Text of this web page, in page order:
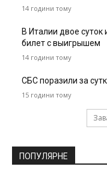
14 години тому
В Италии двое
билет с выигрышем
14 години тому
СБС поразили за
15 години тому
ПОПУЛЯРНЕ